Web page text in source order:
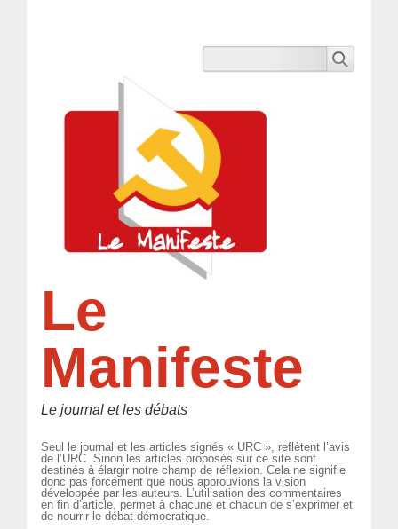
Le
Manifeste
Le journal et les débats
Seul le journal et les articles signés « URC », reflètent l’avis
de l’URC. Sinon les articles proposés sur ce site sont
destinés à élargir notre champ de réflexion. Cela ne signifie
donc pas forcément que nous approuvions la vision
développée par les auteurs. L’utilisation des commentaires
en fin d’article, permet à chacune et chacun de s’exprimer et
de nourrir le débat démocratique.